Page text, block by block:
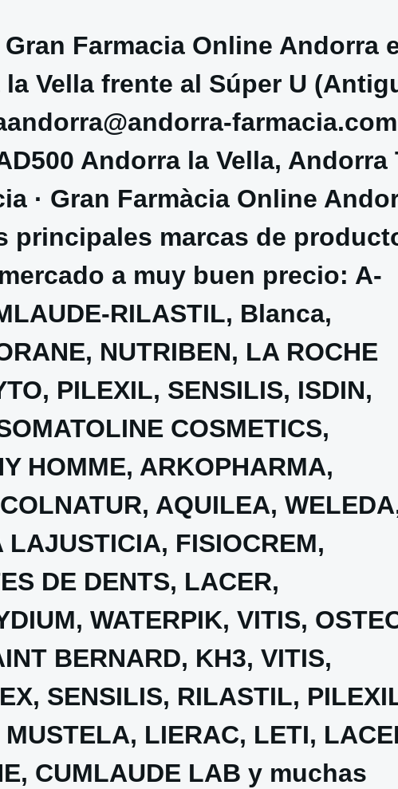
Farmacia Online Andorra
Vella frente al Súper U
farmacia.com
Andorra la Vella, Andorra
· Gran Farmàcia Online
principales marcas de
a muy buen precio: A-
RILASTIL, Blanca,
NUTRIBEN, LA ROCHE
PILEXIL, SENSILIS, ISDIN,
COSMETICS,
HOMME, ARKOPHARMA,
AQUILEA,
FISIOCREM,
DE DENTS, LACER,
WATERPIK, VITIS,
BERNARD, KH3, VITIS,
SENSILIS, RILASTIL,
LIERAC, LETI,
CUMLAUDE LAB y muchas